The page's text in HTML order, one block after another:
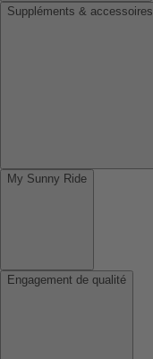
Suppléments & accessoires
My Sunny Ride
Engagement de qualité